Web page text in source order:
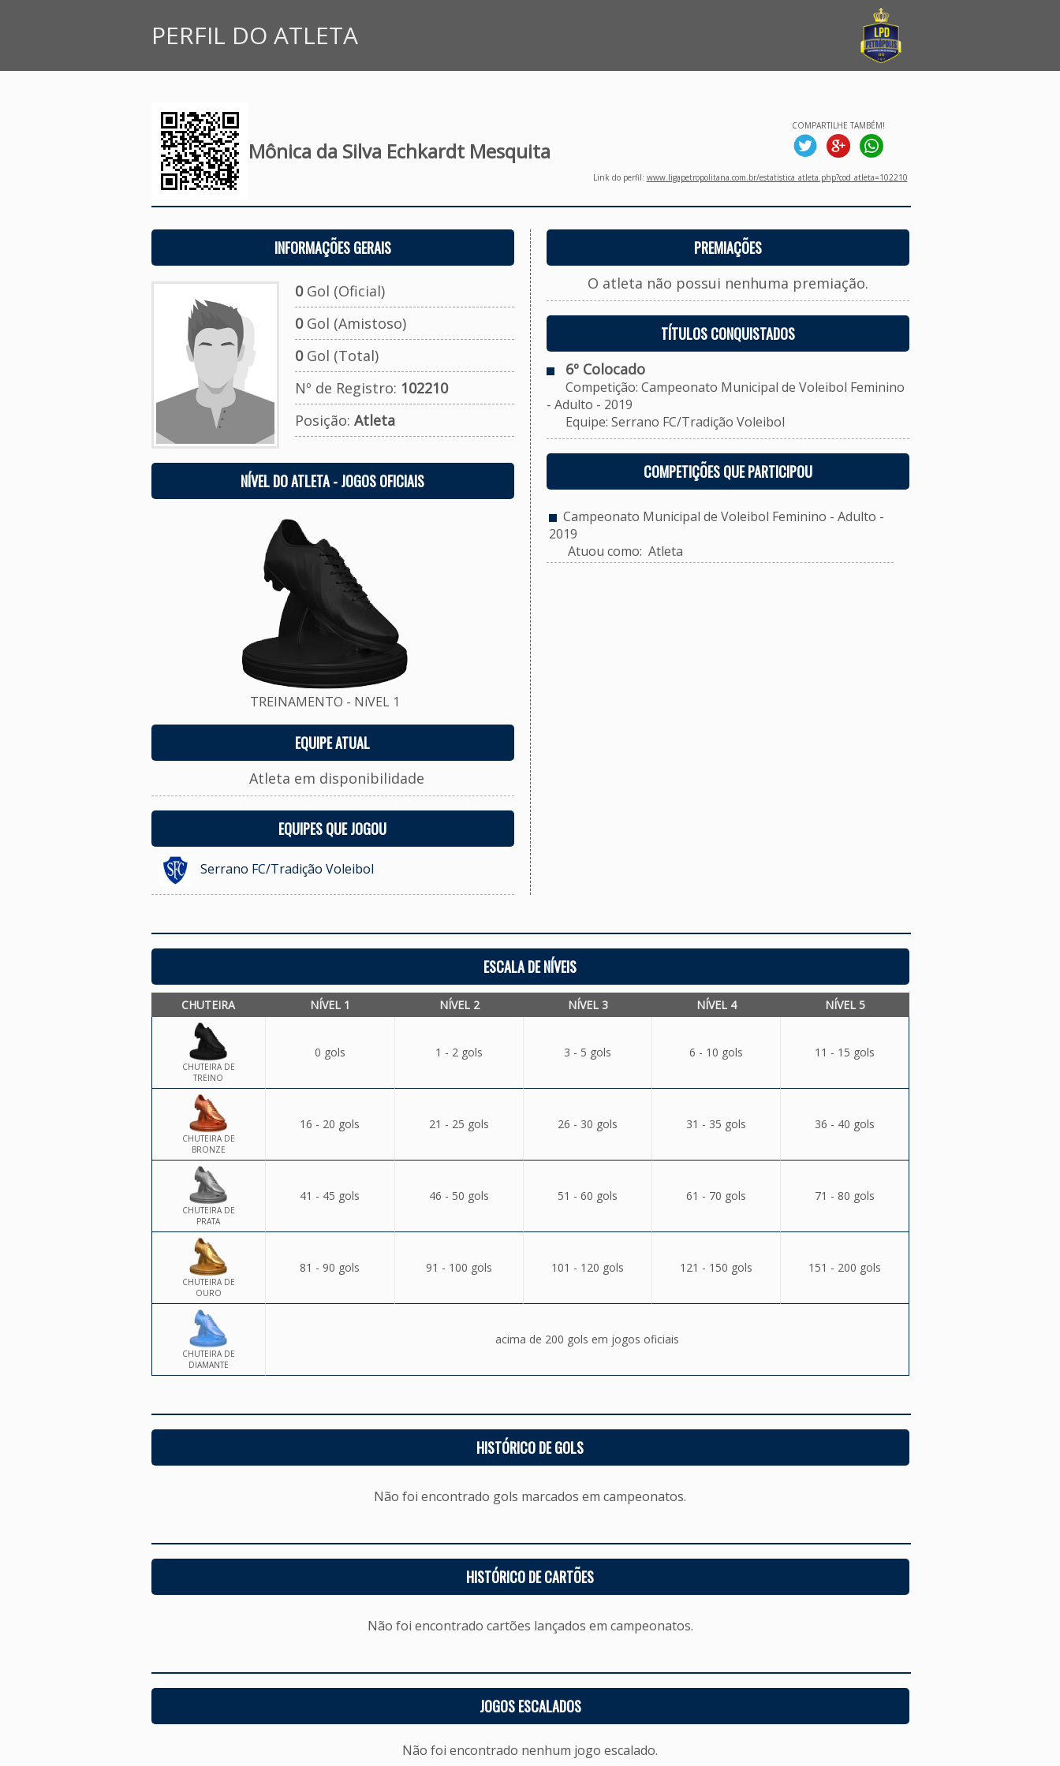
PERFIL DO ATLETA
Mônica da Silva Echkardt Mesquita
COMPARTILHE TAMBÉM!
Link do perfil: www.ligapetropolitana.com.br/estatistica_atleta.php?cod_atleta=102210
INFORMAÇÕES GERAIS
0Gol (Oficial)
0Gol (Amistoso)
0Gol (Total)
Nº de Registro: 102210
Posição: Atleta
NÍVEL DO ATLETA - JOGOS OFICIAIS
TREINAMENTO - NíVEL 1
EQUIPE ATUAL
Atleta em disponibilidade
EQUIPES QUE JOGOU
Serrano FC/Tradição Voleibol
PREMIAÇÕES
O atleta não possui nenhuma premiação.
TÍTULOS CONQUISTADOS
6º Colocado
Competição: Campeonato Municipal de Voleibol Feminino
- Adulto - 2019
Equipe: Serrano FC/Tradição Voleibol
COMPETIÇÕES QUE PARTICIPOU
Campeonato Municipal de Voleibol Feminino - Adulto -
2019
Atuou como: Atleta
ESCALA DE NÍVEIS
CHUTEIRA NÍVEL 1 NÍVEL 2 NÍVEL 3 NÍVEL 4 NÍVEL 5
CHUTEIRA DE
TREINO
0 gols 1 - 2 gols 3 - 5 gols 6 - 10 gols 11 - 15 gols
CHUTEIRA DE
BRONZE
16 - 20 gols 21 - 25 gols 26 - 30 gols 31 - 35 gols 36 - 40 gols
CHUTEIRA DE
PRATA
41 - 45 gols 46 - 50 gols 51 - 60 gols 61 - 70 gols 71 - 80 gols
CHUTEIRA DE
OURO
81 - 90 gols 91 - 100 gols 101 - 120 gols 121 - 150 gols 151 - 200 gols
CHUTEIRA DE
DIAMANTE
acima de 200 gols em jogos oficiais
HISTÓRICO DE GOLS
Não foi encontrado gols marcados em campeonatos.
HISTÓRICO DE CARTÕES
Não foi encontrado cartões lançados em campeonatos.
JOGOS ESCALADOS
Não foi encontrado nenhum jogo escalado.